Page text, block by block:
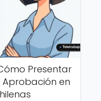
Presentar
en